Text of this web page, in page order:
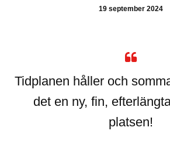
19 september 2024
Tidplanen håller och
det en ny, fin,
platsen!